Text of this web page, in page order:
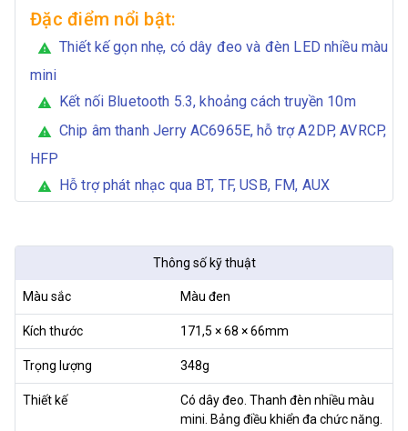
Đặc điểm nổi bật:
warning
Thiết kế gọn nhẹ, có dây đeo và đèn LED nhiều màu
mini
warning Kết nối Bluetooth 5.3, khoảng cách truyền 10m
warning
Chip âm thanh Jerry AC6965E, hỗ trợ A2DP, AVRCP,
HFP
warning Hỗ trợ phát nhạc qua BT, TF, USB, FM, AUX
Thông số kỹ thuật
Màu sắc Màu đen
Kích thước 171,5 × 68 × 66mm
Trọng lượng 348g
Thiết kế
Có dây đeo. Thanh đèn nhiều màu
mini. Bảng điều khiển đa chức năng.